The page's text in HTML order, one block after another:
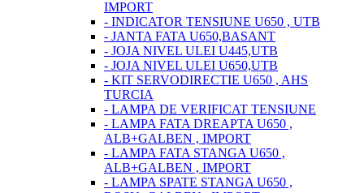
IMPORT
- INDICATOR TENSIUNE U650 , UTB
- JANTA FATA U650,BASANT
- JOJA NIVEL ULEI U445,UTB
- JOJA NIVEL ULEI U650,UTB
- KIT SERVODIRECTIE U650 , AHS
TURCIA
- LAMPA DE VERIFICAT TENSIUNE
- LAMPA FATA DREAPTA U650 ,
ALB+GALBEN , IMPORT
- LAMPA FATA STANGA U650 ,
ALB+GALBEN , IMPORT
- LAMPA SPATE STANGA U650 ,